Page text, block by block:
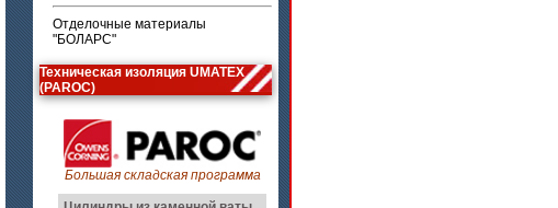
Отделочные материалы
"БОЛАРС"
Техническая изоляция UMATEX
(PAROC)
Большая складская программа